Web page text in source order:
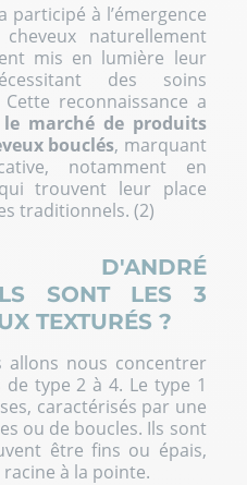
participé à l’émergence
naturellement
mis en lumière leur
des soins
reconnaissance a
marché de produits
bouclés, marquant
notamment en
trouvent leur place
traditionnels. (2)
D'ANDRÉ
SONT LES 3
TEXTURÉS ?
nous concentrer
type 2 à 4. Le type 1
caractérisés par une
ou de boucles. Ils sont
être fins ou épais,
à la pointe.